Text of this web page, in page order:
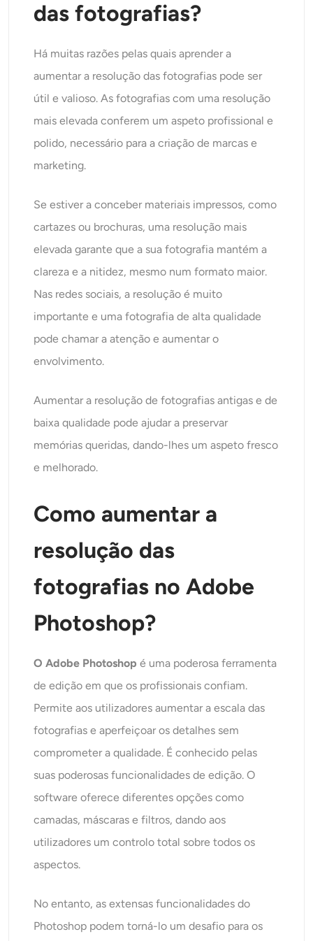
das fotografias?
Há muitas razões pelas quais aprender a
aumentar a resolução das fotografias pode ser
útil e valioso. As fotografias com uma resolução
mais elevada conferem um aspeto profissional e
polido, necessário para a criação de marcas e
marketing.
Se estiver a conceber materiais impressos, como
cartazes ou brochuras, uma resolução mais
elevada garante que a sua fotografia mantém a
clareza e a nitidez, mesmo num formato maior.
Nas redes sociais, a resolução é muito
importante e uma fotografia de alta qualidade
pode chamar a atenção e aumentar o
envolvimento.
Aumentar a resolução de fotografias antigas e de
baixa qualidade pode ajudar a preservar
memórias queridas, dando-lhes um aspeto fresco
e melhorado.
Como aumentar a
resolução das
fotografias no Adobe
Photoshop?
O Adobe Photoshopé uma poderosa ferramenta
de edição em que os profissionais confiam.
Permite aos utilizadores aumentar a escala das
fotografias e aperfeiçoar os detalhes sem
comprometer a qualidade. É conhecido pelas
suas poderosas funcionalidades de edição. O
software oferece diferentes opções como
camadas, máscaras e filtros, dando aos
utilizadores um controlo total sobre todos os
aspectos.
No entanto, as extensas funcionalidades do
Photoshop podem torná-lo um desafio para os